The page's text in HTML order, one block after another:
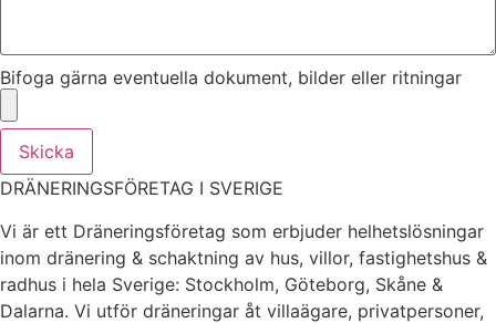
Bifoga gärna eventuella dokument, bilder eller ritningar
Skicka
DRÄNERINGSFÖRETAG I SVERIGE
Vi är ett Dräneringsföretag som erbjuder helhetslösningar
inom dränering & schaktning av hus, villor, fastighetshus &
radhus i hela Sverige: Stockholm, Göteborg, Skåne &
Dalarna. Vi utför dräneringar åt villaägare, privatpersoner,